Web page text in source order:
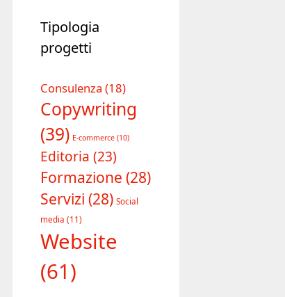
Tipologia
progetti
Consulenza (18)
Copywriting
(39) E-commerce (10)
Editoria (23)
Formazione (28)
Servizi (28) Social
media (11)
Website
(61)